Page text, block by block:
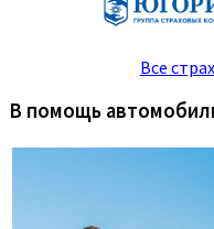
Все
В помощь